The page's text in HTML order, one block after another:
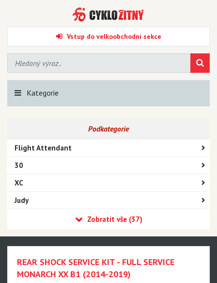
Vstup do velkoobchodní sekce
Kategorie
Podkategorie
Flight Attendant
30
XC
Judy
Reba
35
REAR SHOCK SERVICE KIT - FULL SERVICE
MONARCH XX B1 (2014-2019)